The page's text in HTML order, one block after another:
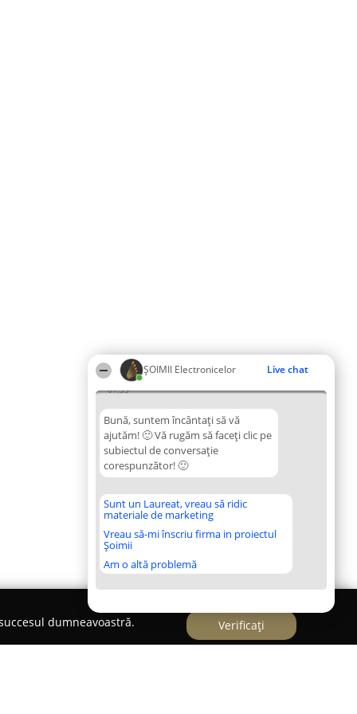
ȘOIMII Electronicelor Live chat
01:53
Bună, suntem încântați să vă
ajutăm! 🙂 Vă rugăm să faceți clic pe
subiectul de conversație
corespunzător! 🙂
Sunt un Laureat, vreau să ridic
materiale de marketing
Vreau să-mi înscriu firma in proiectul
Șoimii
Am o altă problemă
dumneavoastră. Verificați